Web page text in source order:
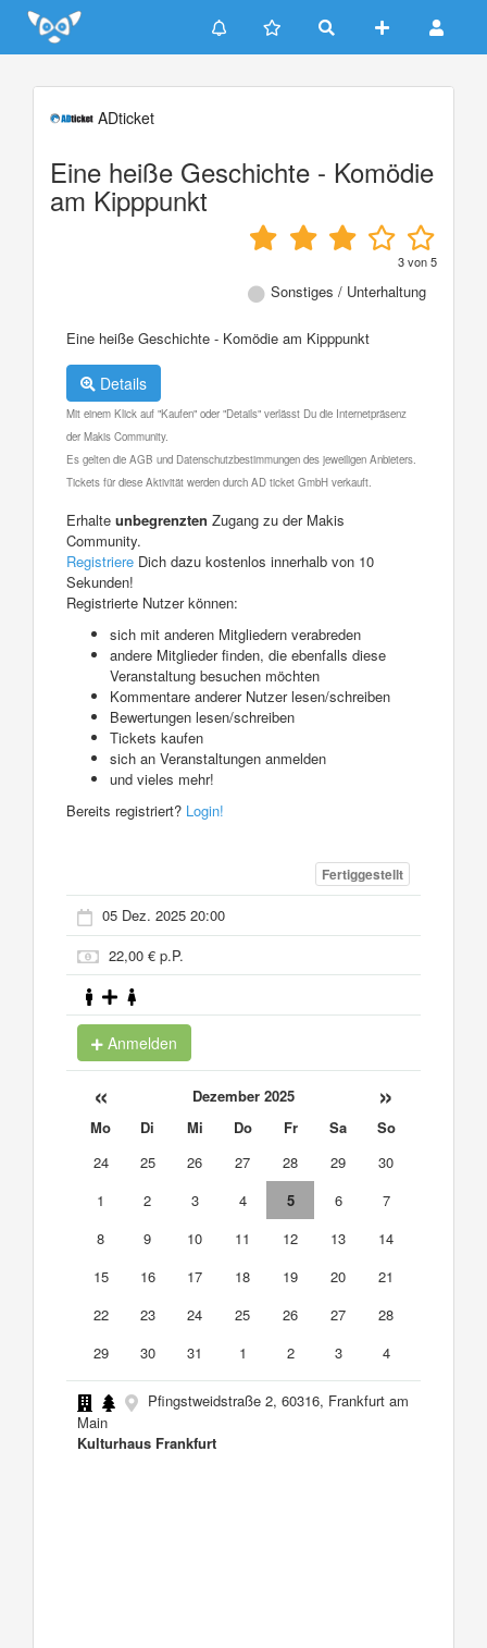
Update cookies preferences
ADticket
Eine heiße Geschichte - Komödie
am Kipppunkt
3von5
Sonstiges / Unterhaltung
Eine heiße Geschichte - Komödie am Kipppunkt
Details
Mit einem Klick auf "Kaufen" oder "Details" verlässt Du die Internetpräsenz
der Makis Community.
Es gelten die AGB und Datenschutzbestimmungen des jeweiligen Anbieters.
Tickets für diese Aktivität werden durch AD ticket GmbH verkauft.
Erhalte unbegrenzten Zugang zu der Makis
Community.
Registriere Dich dazu kostenlos innerhalb von 10
Sekunden!
Registrierte Nutzer können:
sich mit anderen Mitgliedern verabreden
andere Mitglieder finden, die ebenfalls diese
Veranstaltung besuchen möchten
Kommentare anderer Nutzer lesen/schreiben
Bewertungen lesen/schreiben
Tickets kaufen
sich an Veranstaltungen anmelden
und vieles mehr!
Bereits registriert? Login!
Fertiggestellt
05 Dez. 2025 20:00
22,00 € p.P.
Anmelden
« Dezember 2025 »
Mo Di Mi Do Fr Sa
So
24
25 26 27 28 29
30
1
2 3 4 5 6
7
8
9 10 11 12 13
14
15
16 17 18 19 20
21
22
23 24 25 26 27
28
29
30 31 1 2 3 4
Pfingstweidstraße 2, 60316, Frankfurt am
Main
Kulturhaus Frankfurt